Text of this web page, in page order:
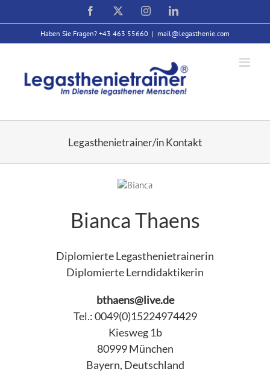
Facebook InstagramLinkedIn
Haben Sie Fragen? +43 463 55660 | mail@legasthenie.com
Legasthenietrainer/in Kontakt
Bianca Thaens
Diplomierte Legasthenietrainerin
Diplomierte Lerndidaktikerin
bthaens@live.de
Tel.: 0049(0)15224974429
Kiesweg 1b
80999 München
Bayern, Deutschland